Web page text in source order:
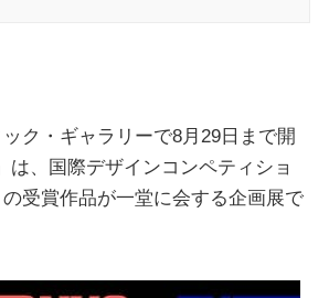
ク・ギャラリーで8月29日まで開
は、国際デザインコンペティショ
受賞作品が一堂に会する企画展で